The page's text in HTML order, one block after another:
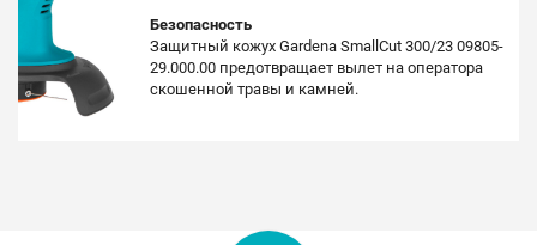
Безопасность
Защитный кожух Gardena SmallCut 300/23 09805-
29.000.00 предотвращает вылет на оператора
скошенной травы и камней.